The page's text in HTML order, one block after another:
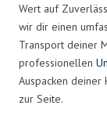
Wert auf
wir dir einen
Transport deiner
professionellen
Auspacken deiner
zur Seite.